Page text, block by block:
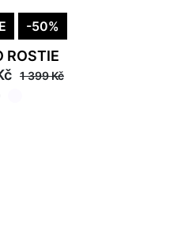
-50%
ROSTIE
1 399 Kč